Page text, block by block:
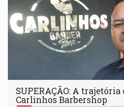
SUPERAÇÃO: A trajetória
Carlinhos Barbershop